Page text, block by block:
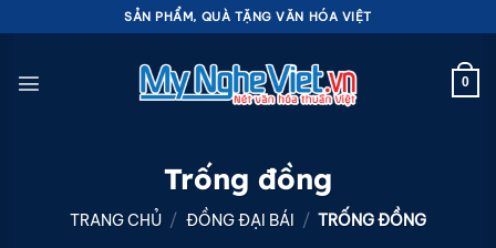
qua
dung
SẢN PHẨM, QUÀ TẶNG VĂN HÓA VIỆT
0
Trống đồng
TRANG CHỦ / ĐỒNG ĐẠI BÁI / TRỐNG ĐỒNG